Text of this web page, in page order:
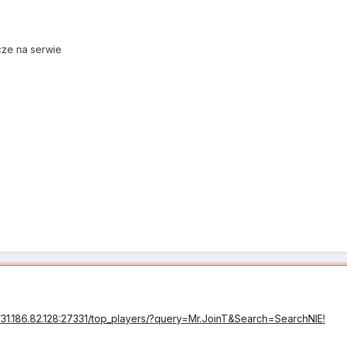
na serwie
top_players/?query=Mr.JoinT&Search=SearchNIE!